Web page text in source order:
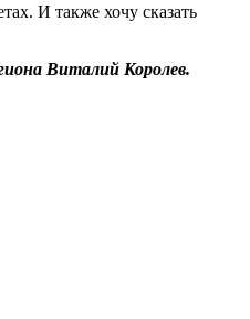
И также хочу сказать
Виталий Королев.